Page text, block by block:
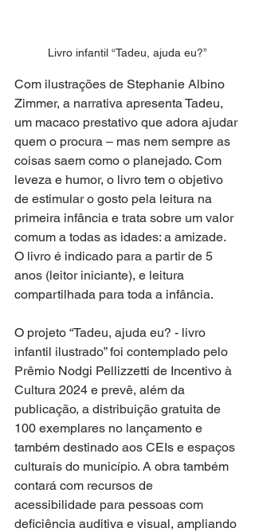
Livro infantil “Tadeu, ajuda eu?”
Com ilustrações de Stephanie Albino
Zimmer, a narrativa apresenta Tadeu,
um macaco prestativo que adora ajudar
quem o procura – mas nem sempre as
coisas saem como o planejado. Com
leveza e humor, o livro tem o objetivo
de estimular o gosto pela leitura na
primeira infância e trata sobre um valor
comum a todas as idades: a amizade.
O livro é indicado para a partir de 5
anos (leitor iniciante), e leitura
compartilhada para toda a infância.
O projeto “Tadeu, ajuda eu? - livro
infantil ilustrado” foi contemplado pelo
Prêmio Nodgi Pellizzetti de Incentivo à
Cultura 2024 e prevê, além da
publicação, a distribuição gratuita de
100 exemplares no lançamento e
também destinado aos CEIs e espaços
culturais do município. A obra também
contará com recursos de
acessibilidade para pessoas com
deficiência auditiva e visual, ampliando